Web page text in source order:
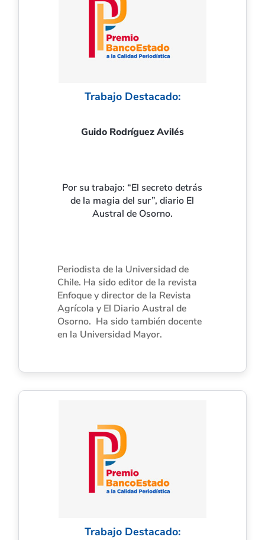
Trabajo Destacado:
Guido Rodríguez Avilés
Por su trabajo: “El secreto detrás
de la magia del sur”, diario El
Austral de Osorno.
Periodista de la Universidad de
Chile. Ha sido editor de la revista
Enfoque y director de la Revista
Agrícola y El Diario Austral de
Osorno. Ha sido también docente
en la Universidad Mayor.
Trabajo Destacado: